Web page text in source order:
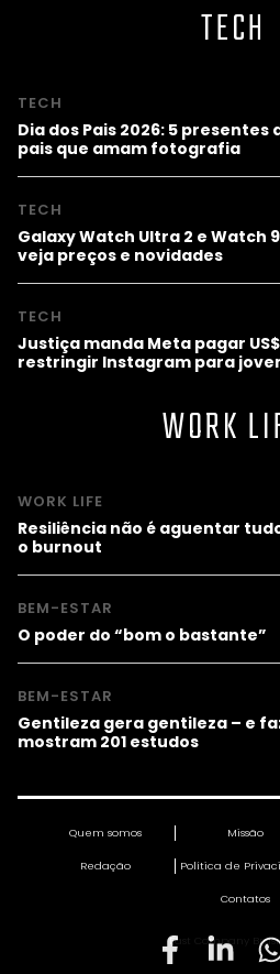
TECH
TECH
Dia dos Pais 2026: 5 presentes
pais que amam fotografia
TECH
Galaxy Watch Ultra 2 e Watch
veja preços e novidades
TECH
Justiça manda Meta pagar
restringir Instagram para
WORK
WORK LIFE
Resiliência não é aguentar
o burnout
BEM-ESTAR
O poder do “bom o bastante”
BEM-ESTAR
Gentileza gera gentileza – e
mostram 201 estudos
Quem somos Missão
Redação Política de
Contatos
Fast Company